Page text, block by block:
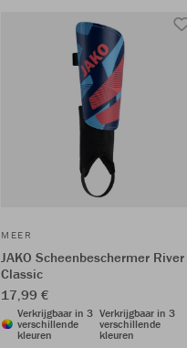
MEER
JAKO Scheenbeschermer River
Classic
17,99 €
Verkrijgbaar in 3
verschillende
kleuren
Verkrijgbaar in 3
verschillende
kleuren